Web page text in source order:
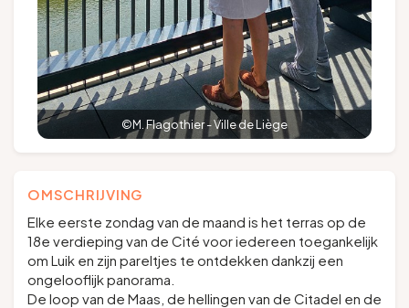
©M. Flagothier - Ville de Liège
OMSCHRIJVING
Elke eerste zondag van de maand is het terras op de
18e verdieping van de Cité voor iedereen toegankelijk
om Luik en zijn pareltjes te ontdekken dankzij een
ongelooflijk panorama.
De loop van de Maas, de hellingen van de Citadel en de